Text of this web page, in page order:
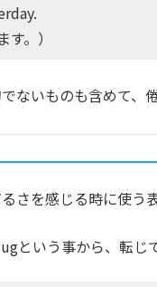
。）
ないものも含めて、
さを感じる時に使う表
という事から、転じ